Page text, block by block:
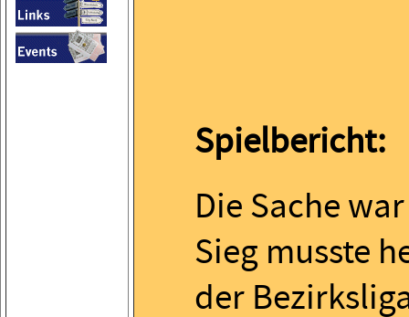
Spielbericht:
Die Sache
Sieg musste
der